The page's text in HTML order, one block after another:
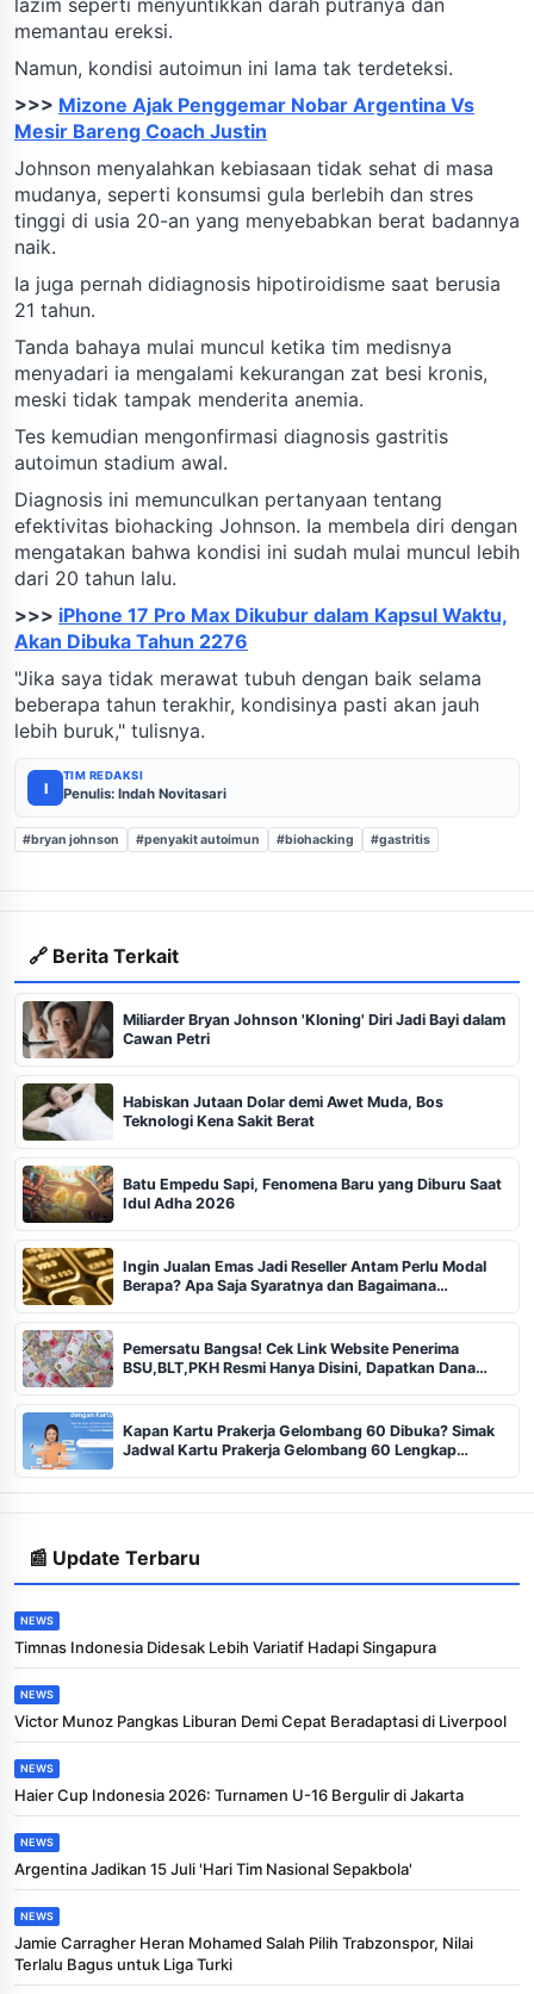
lazim seperti menyuntikkan darah putranya dan
memantau ereksi.
Namun, kondisi autoimun ini lama tak terdeteksi.
>>> Mizone Ajak Penggemar Nobar Argentina Vs
Mesir Bareng Coach Justin
Johnson menyalahkan kebiasaan tidak sehat di masa
mudanya, seperti konsumsi gula berlebih dan stres
tinggi di usia 20-an yang menyebabkan berat badannya
naik.
Ia juga pernah didiagnosis hipotiroidisme saat berusia
21 tahun.
Tanda bahaya mulai muncul ketika tim medisnya
menyadari ia mengalami kekurangan zat besi kronis,
meski tidak tampak menderita anemia.
Tes kemudian mengonfirmasi diagnosis gastritis
autoimun stadium awal.
Diagnosis ini memunculkan pertanyaan tentang
efektivitas biohacking Johnson. Ia membela diri dengan
mengatakan bahwa kondisi ini sudah mulai muncul lebih
dari 20 tahun lalu.
>>> iPhone 17 Pro Max Dikubur dalam Kapsul Waktu,
Akan Dibuka Tahun 2276
"Jika saya tidak merawat tubuh dengan baik selama
beberapa tahun terakhir, kondisinya pasti akan jauh
lebih buruk," tulisnya.
I
TIM REDAKSI
Penulis: Indah Novitasari
#bryan johnson #penyakit autoimun #biohacking #gastritis
🔗 Berita Terkait
Miliarder Bryan Johnson 'Kloning' Diri Jadi Bayi dalam
Cawan Petri
Habiskan Jutaan Dolar demi Awet Muda, Bos
Teknologi Kena Sakit Berat
Batu Empedu Sapi, Fenomena Baru yang Diburu Saat
Idul Adha 2026
Ingin Jualan Emas Jadi Reseller Antam Perlu Modal
Berapa? Apa Saja Syaratnya dan Bagaimana
Pemersatu Bangsa! Cek Link Website Penerima
BSU,BLT,PKH Resmi Hanya Disini, Dapatkan Dana
Kapan Kartu Prakerja Gelombang 60 Dibuka? Simak
Jadwal Kartu Prakerja Gelombang 60 Lengkap
📰 Update Terbaru
NEWS
Timnas Indonesia Didesak Lebih Variatif Hadapi Singapura
NEWS
Victor Munoz Pangkas Liburan Demi Cepat Beradaptasi di Liverpool
NEWS
Haier Cup Indonesia 2026: Turnamen U-16 Bergulir di Jakarta
NEWS
Argentina Jadikan 15 Juli 'Hari Tim Nasional Sepakbola'
NEWS
Jamie Carragher Heran Mohamed Salah Pilih Trabzonspor, Nilai
Terlalu Bagus untuk Liga Turki